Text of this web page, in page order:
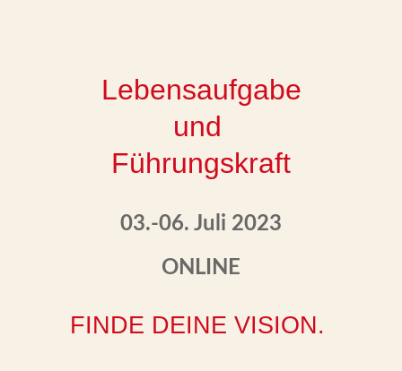
Lebensaufgabe
und
Führungskraft
03.-06. Juli 2023
ONLINE
​FINDE DEINE VISION.